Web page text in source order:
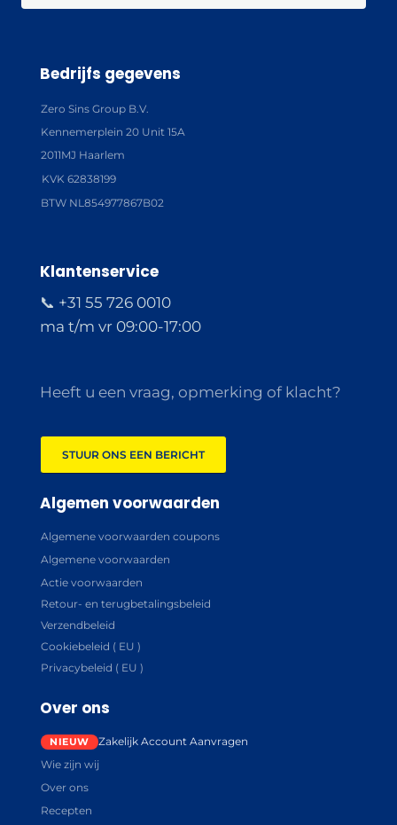
Bedrijfs gegevens
Zero Sins Group B.V.
Kennemerplein 20 Unit 15A
2011MJ Haarlem
KVK 62838199
BTW NL854977867B02
Klantenservice
📞 +31 55 726 0010
ma t/m vr 09:00-17:00
Heeft u een vraag, opmerking of klacht?
STUUR ONS EEN BERICHT
Algemen voorwaarden
Algemene voorwaarden coupons
Algemene voorwaarden
Actie voorwaarden
Retour- en terugbetalingsbeleid
Verzendbeleid
Cookiebeleid ( EU )
Privacybeleid ( EU )
Over ons
Zakelijk Account Aanvragen
Wie zijn wij
Over ons
Recepten